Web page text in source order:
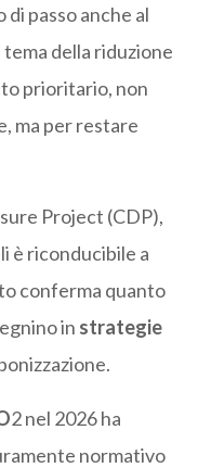
passo anche al
della riduzione
prioritario, non
ma per restare
Project (CDP),
è riconducibile a
conferma quanto
in strategie
2 nel 2026 ha
normativo